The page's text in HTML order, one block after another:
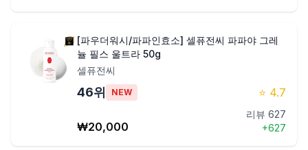
[파우더워시/파파인효소] 셀퓨전씨 파파야 그레
뉼 필스 울트라 50g
셀퓨전씨
46위 NEW ⭐ 4.7
₩20,000
리뷰 627
+627